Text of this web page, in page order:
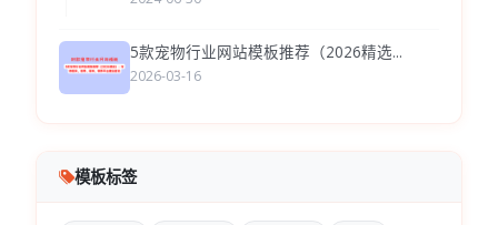
5款宠物行业网站模板推荐（2026精选...
2026-03-16
模板标签